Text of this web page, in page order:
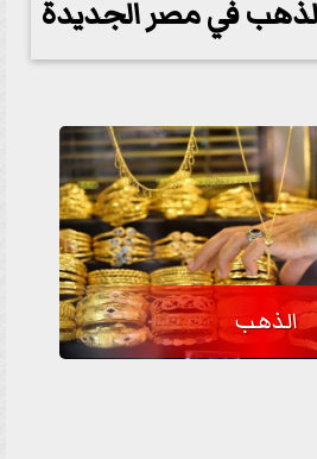
في مصر الجديدة
الذهب